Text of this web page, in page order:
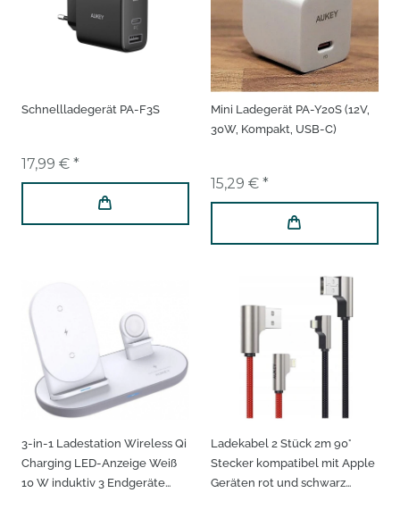
Schnellladegerät PA-F3S
17,99 € *
Mini Ladegerät PA-Y20S (12V,
30W, Kompakt, USB-C)
15,29 € *
3-in-1 Ladestation Wireless Qi
Charging LED-Anzeige Weiß
10 W induktiv 3 Endgeräte
Ladekabel 2 Stück 2m 90°
Stecker kompatibel mit Apple
Geräten rot und schwarz